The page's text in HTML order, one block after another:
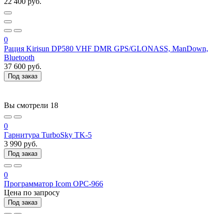
0
Рация Kirisun DP580 VHF DMR GPS/GLONASS, ManDown,
Bluetooth
37 600 руб.
Под заказ
Вы смотрели 18
0
Гарнитура TurboSky TK-5
3 990 руб.
Под заказ
0
Программатор Icom OPC-966
Цена по запросу
Под заказ